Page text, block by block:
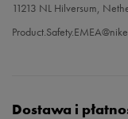
11213 NL Hilversum,
Dostawa i